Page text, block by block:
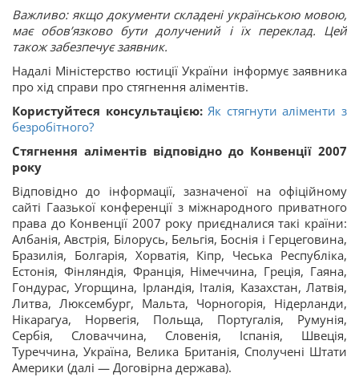
Важливо: якщо документи складені українською мовою,
має обов’язково бути долучений і їх переклад. Цей
також забезпечує заявник.
Надалі Міністерство юстиції України інформує заявника
про хід справи про стягнення аліментів.
Користуйтеся консультацією:Як стягнути аліменти з
безробітного?
Стягнення аліментів відповідно до Конвенції 2007
року
Відповідно до інформації, зазначеної на офіційному
сайті Гаазької конференції з міжнародного приватного
права до Конвенції 2007 року приєдналися такі країни:
Албанія, Австрія, Білорусь, Бельгія, Боснія і Герцеговина,
Бразилія, Болгарія, Хорватія, Кіпр, Чеська Республіка,
Естонія, Фінляндія, Франція, Німеччина, Греція, Гаяна,
Гондурас, Угорщина, Ірландія, Італія, Казахстан, Латвія,
Литва, Люксембург, Мальта, Чорногорія, Нідерланди,
Нікарагуа, Норвегія, Польща, Португалія, Румунія,
Сербія, Словаччина, Словенія, Іспанія, Швеція,
Туреччина, Україна, Велика Британія, Сполучені Штати
Америки (далі — Договірна держава).